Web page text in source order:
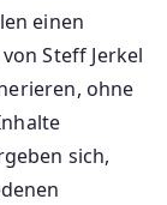
einen
Steff Jerkel
ohne
sich,